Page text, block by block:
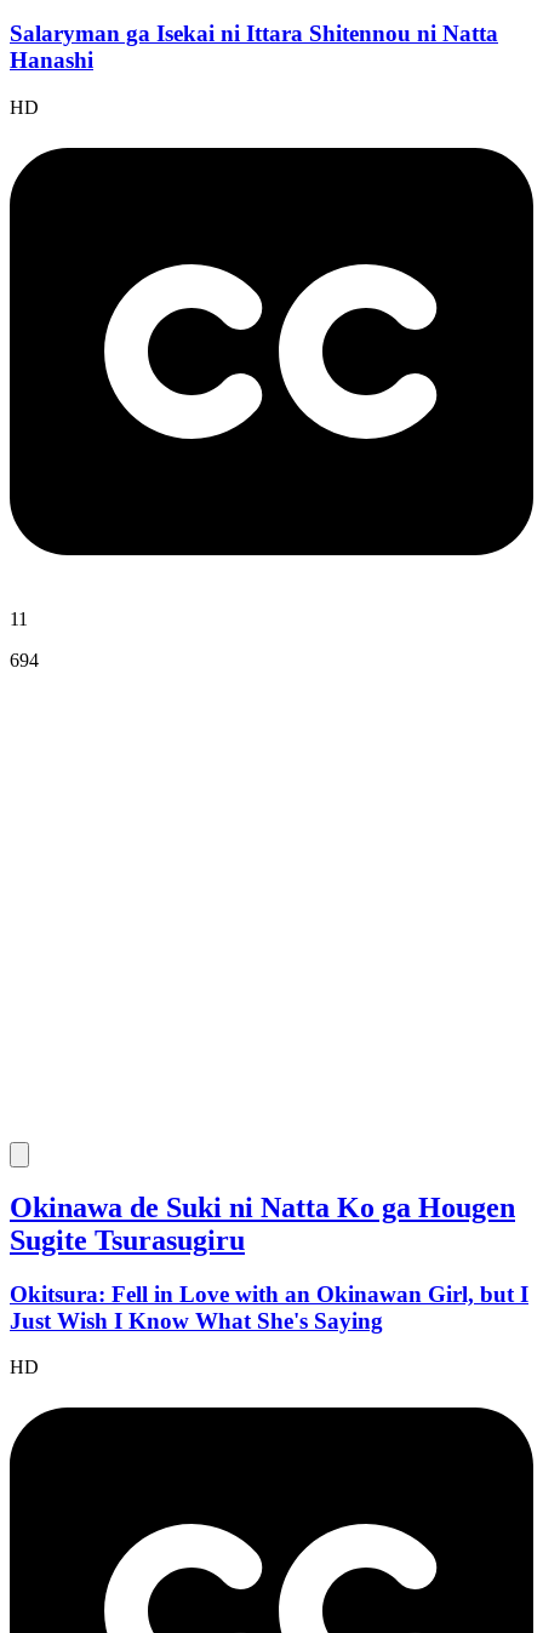
Salaryman ga Isekai ni Ittara Shitennou ni Natta
Hanashi
HD
11
694
Okinawa de Suki ni Natta Ko ga Hougen
Sugite Tsurasugiru
Okitsura: Fell in Love with an Okinawan Girl, but I
Just Wish I Know What She's Saying
HD